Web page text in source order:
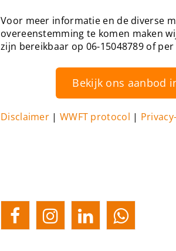
Voor meer informatie en de diverse
overeenstemming te komen maken
zijn bereikbaar op 06-15048789 of per
Bekijk ons aanbod
Disclaimer | WWFT protocol |